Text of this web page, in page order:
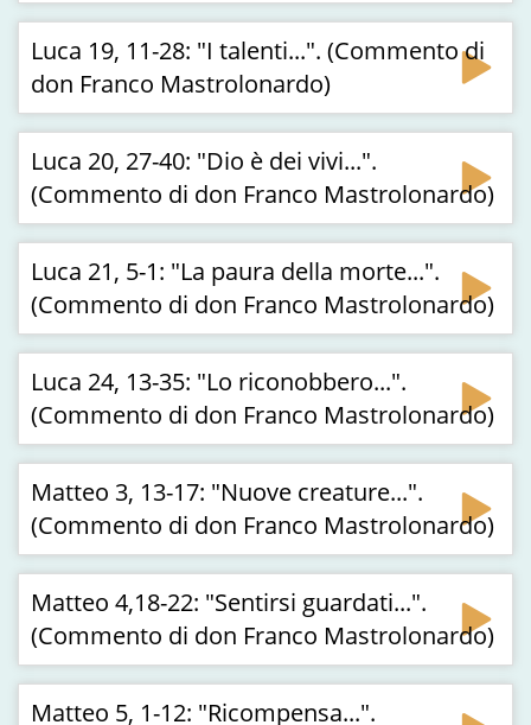
Luca 19, 11-28: "I talenti...". (Commento di
don Franco Mastrolonardo)
Luca 20, 27-40: "Dio è dei vivi...".
(Commento di don Franco Mastrolonardo)
Luca 21, 5-1: "La paura della morte...".
(Commento di don Franco Mastrolonardo)
Luca 24, 13-35: "Lo riconobbero...".
(Commento di don Franco Mastrolonardo)
Matteo 3, 13-17: "Nuove creature...".
(Commento di don Franco Mastrolonardo)
Matteo 4,18-22: "Sentirsi guardati...".
(Commento di don Franco Mastrolonardo)
Matteo 5, 1-12: "Ricompensa...".